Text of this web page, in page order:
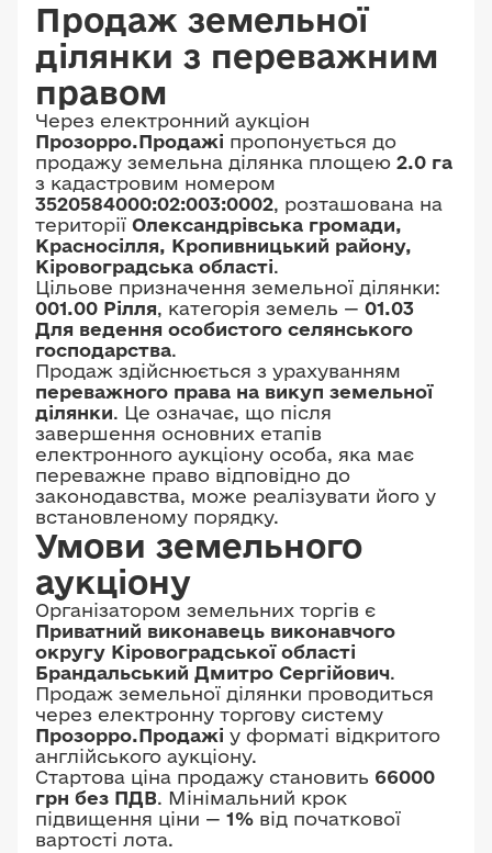
Продаж земельної
ділянки з переважним
правом
Через електронний аукціон
Прозорро.Продажі пропонується до
продажу земельна ділянка площею 2.0 га
з кадастровим номером
3520584000:02:003:0002, розташована на
території Олександрівська громади,
Красносілля, Кропивницький району,
Кіровоградська області.
Цільове призначення земельної ділянки:
001.00 Рілля, категорія земель — 01.03
Для ведення особистого селянського
господарства.
Продаж здійснюється з урахуванням
переважного права на викуп земельної
ділянки. Це означає, що після
завершення основних етапів
електронного аукціону особа, яка має
переважне право відповідно до
законодавства, може реалізувати його у
встановленому порядку.
Умови земельного
аукціону
Організатором земельних торгів є
Приватний виконавець виконавчого
округу Кіровоградської області
Брандальський Дмитро Сергійович.
Продаж земельної ділянки проводиться
через електронну торгову систему
Прозорро.Продажі у форматі відкритого
англійського аукціону.
Стартова ціна продажу становить 66000
грн без ПДВ. Мінімальний крок
підвищення ціни — 1% від початкової
вартості лота.